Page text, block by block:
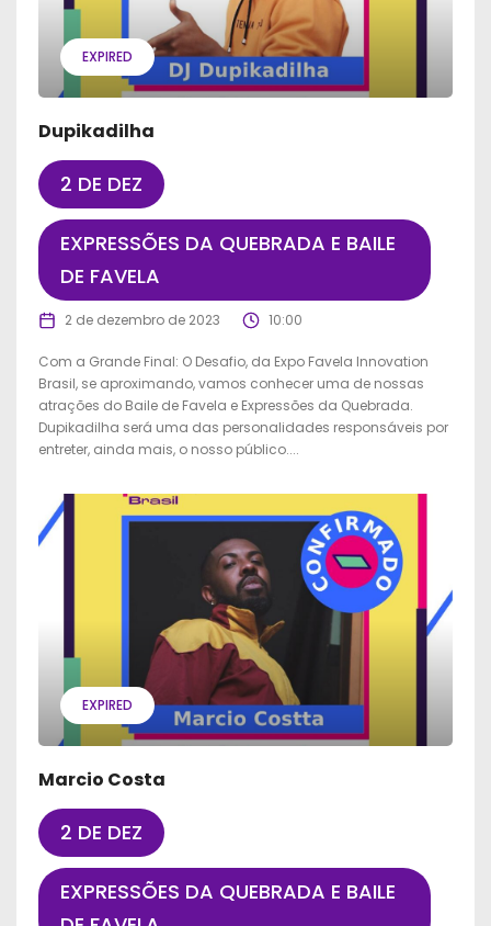
EXPIRED
Dupikadilha
2 DE DEZ
EXPRESSÕES DA QUEBRADA E BAILE
DE FAVELA
2 de dezembro de 2023 10:00
Com a Grande Final: O Desafio, da Expo Favela Innovation
Brasil, se aproximando, vamos conhecer uma de nossas
atrações do Baile de Favela e Expressões da Quebrada.
Dupikadilha será uma das personalidades responsáveis por
entreter, ainda mais, o nosso público....
EXPIRED
Marcio Costa
2 DE DEZ
EXPRESSÕES DA QUEBRADA E BAILE